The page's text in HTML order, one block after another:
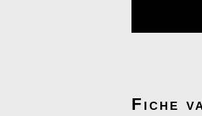
Fiche